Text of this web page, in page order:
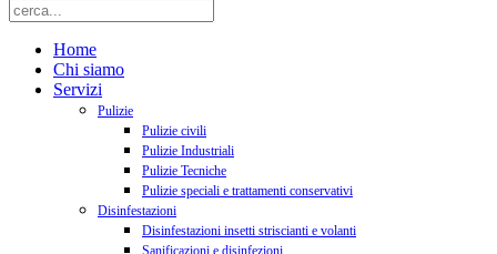
Home
Chi siamo
Servizi
Pulizie
Pulizie civili
Pulizie Industriali
Pulizie Tecniche
Pulizie speciali e trattamenti conservativi
Disinfestazioni
Disinfestazioni insetti striscianti e volanti